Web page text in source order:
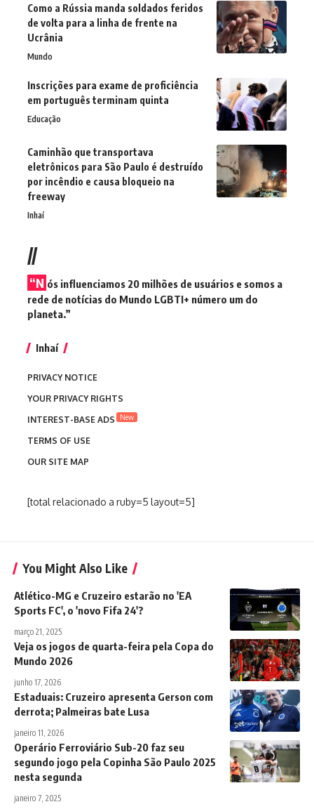
Como a Rússia manda soldados feridos
de volta para a linha de frente na
Ucrânia
Mundo
Inscrições para exame de proficiência
em português terminam quinta
Educação
Caminhão que transportava
eletrônicos para São Paulo é destruído
por incêndio e causa bloqueio na
freeway
Inhaí
//
“N ós influenciamos 20 milhões de usuários e somos a
rede de notícias do Mundo LGBTI+ número um do
planeta.”
Inhaí
PRIVACY NOTICE
YOUR PRIVACY RIGHTS
INTEREST-BASE ADS
New
TERMS OF USE
OUR SITE MAP
[total relacionado a ruby=5 layout=5]
You Might Also Like
Atlético-MG e Cruzeiro estarão no 'EA
Sports FC', o 'novo Fifa 24'?
março 21, 2025
Veja os jogos de quarta-feira pela Copa do
Mundo 2026
junho 17, 2026
Estaduais: Cruzeiro apresenta Gerson com
derrota; Palmeiras bate Lusa
janeiro 11, 2026
Operário Ferroviário Sub-20 faz seu
segundo jogo pela Copinha São Paulo 2025
nesta segunda
janeiro 7, 2025